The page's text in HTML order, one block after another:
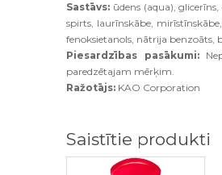
Sastāvs: ūdens (aqua),
spirts, laurīnskābe,
fenoksietanols, nātrija benzoāts,
Piesardzības pasākumi:
paredzētajam mērķim.
Ražotājs: KAO Corporation
Saistītie produkti